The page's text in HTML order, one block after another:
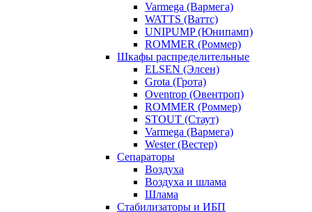
Varmega (Вармега)
WATTS (Ваттс)
UNIPUMP (Юнипамп)
ROMMER (Роммер)
Шкафы распределительные
ELSEN (Элсен)
Grota (Грота)
Oventrop (Овентроп)
ROMMER (Роммер)
STOUT (Стаут)
Varmega (Вармега)
Wester (Вестер)
Сепараторы
Воздуха
Воздуха и шлама
Шлама
Стабилизаторы и ИБП